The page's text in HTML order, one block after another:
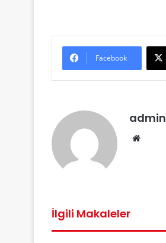
Facebook
admin
İlgili Makaleler